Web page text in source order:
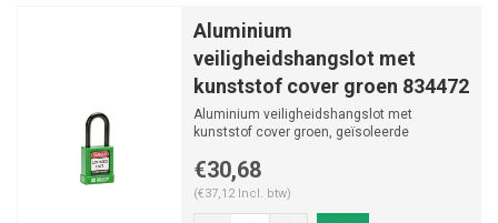
Aluminium
veiligheidshangslot met
kunststof cover groen 834472
Aluminium veiligheidshangslot met
kunststof cover groen, geïsoleerde
€30,68
(€37,12 Incl. btw)